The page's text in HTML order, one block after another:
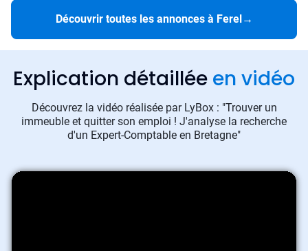
Découvrir toutes les annonces à Ferel→
Explication détaillée en vidéo
Découvrez la vidéo réalisée par LyBox : "Trouver un
immeuble et quitter son emploi ! J'analyse la recherche
d'un Expert-Comptable en Bretagne"